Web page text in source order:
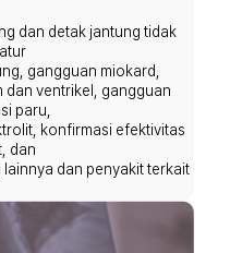
dan detak jantung tidak
gangguan miokard,
dan ventrikel, gangguan
paru,
konfirmasi efektivitas
dan
dan penyakit terkait